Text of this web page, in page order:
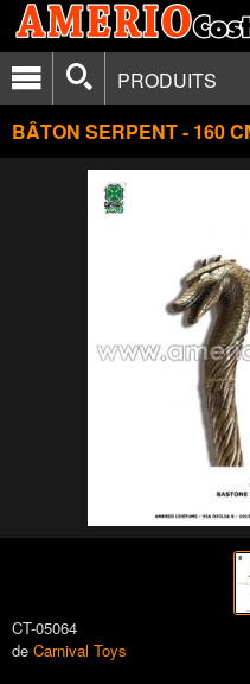
PRODUITS
BÂTON SERPENT - 160
CT-05064
de Carnival Toys